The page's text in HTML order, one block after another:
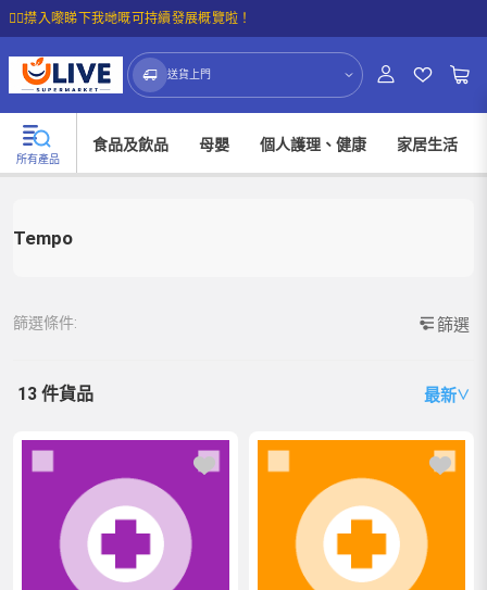
☝🏼㩒入嚟睇下我哋嘅可持續發展概覽啦！
送貨上門
所有產品
食品及飲品 母嬰 個人護理、健康 家居生活
Tempo
篩選條件: 篩選
13 件貨品 最新∨